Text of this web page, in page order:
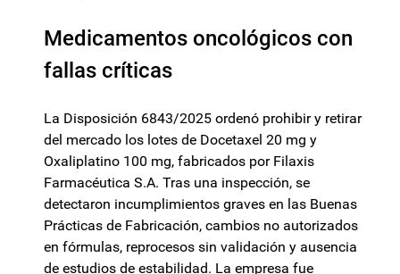
Medicamentos oncológicos con
fallas críticas
La Disposición 6843/2025 ordenó prohibir y retirar
del mercado los lotes de Docetaxel 20 mg y
Oxaliplatino 100 mg, fabricados por Filaxis
Farmacéutica S.A. Tras una inspección, se
detectaron incumplimientos graves en las Buenas
Prácticas de Fabricación, cambios no autorizados
en fórmulas, reprocesos sin validación y ausencia
de estudios de estabilidad. La empresa fue